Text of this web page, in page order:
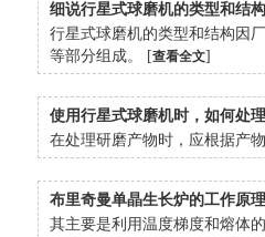
细说行星式球磨机的类型和结构
行星式球磨机的类型和结构因
等部分组成。 [查看全文]
使用行星式球磨机时，如何处
在处理研磨产物时，应根据产
布里奇曼单晶生长炉的工作原
其主要是利用温度梯度和熔体